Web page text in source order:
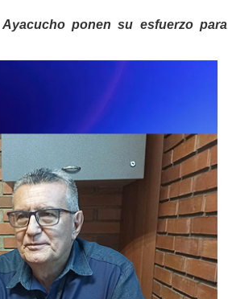
ponen su esfuerzo para